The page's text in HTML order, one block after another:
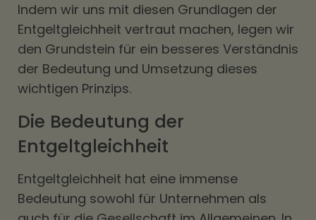
Indem wir uns mit diesen Grundlagen der
Entgeltgleichheit vertraut machen, legen wir
den Grundstein für ein besseres Verständnis
der Bedeutung und Umsetzung dieses
wichtigen Prinzips.
Die Bedeutung der
Entgeltgleichheit
Entgeltgleichheit hat eine immense
Bedeutung sowohl für Unternehmen als